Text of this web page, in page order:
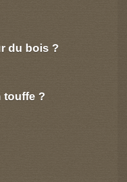
du bois ?
touffe ?